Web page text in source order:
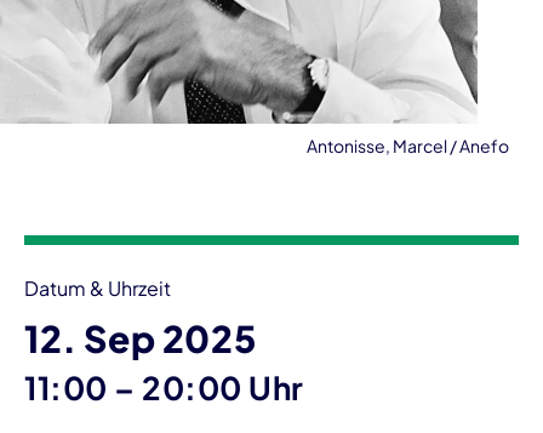
Antonisse, Marcel / Anefo
Datum & Uhrzeit
12. Sep 2025
11:00 – bis
20:00 Uhr